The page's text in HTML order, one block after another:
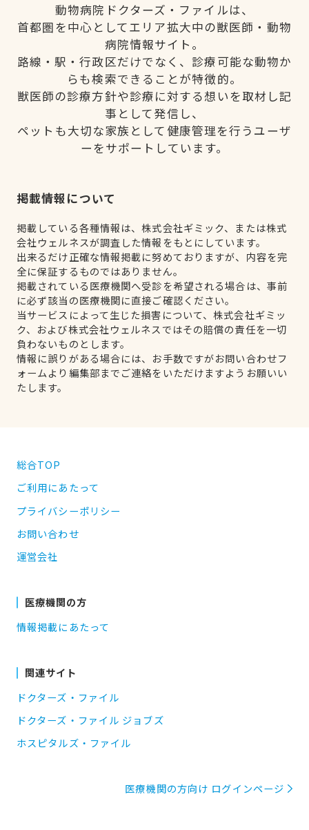
動物病院ドクターズ・ファイルは、
首都圏を中心としてエリア拡大中の獣医師・動物
病院情報サイト。
路線・駅・行政区だけでなく、診療可能な動物か
らも検索できることが特徴的。
獣医師の診療方針や診療に対する想いを取材し記
事として発信し、
ペットも大切な家族として健康管理を行うユーザ
ーをサポートしています。
掲載情報について
掲載している各種情報は、株式会社ギミック、または株式
会社ウェルネスが調査した情報をもとにしています。
出来るだけ正確な情報掲載に努めておりますが、内容を完
全に保証するものではありません。
掲載されている医療機関へ受診を希望される場合は、事前
に必ず該当の医療機関に直接ご確認ください。
当サービスによって生じた損害について、株式会社ギミッ
ク、および株式会社ウェルネスではその賠償の責任を一切
負わないものとします。
情報に誤りがある場合には、お手数ですがお問い合わせフ
ォームより編集部までご連絡をいただけますようお願いい
たします。
総合TOP
ご利用にあたって
プライバシーポリシー
お問い合わせ
運営会社
医療機関の方
情報掲載にあたって
関連サイト
ドクターズ・ファイル
ドクターズ・ファイル ジョブズ
ホスピタルズ・ファイル
医療機関の方向け ログインページ